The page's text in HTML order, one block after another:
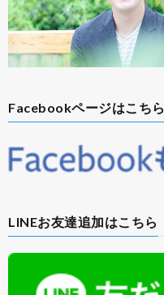
Facebookページはこちら
LINEお友達追加はこちら